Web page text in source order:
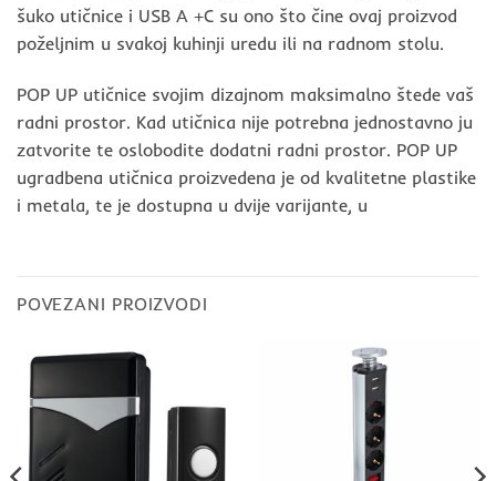
šuko utičnice i USB A +C su ono što čine ovaj proizvod
poželjnim u svakoj kuhinji uredu ili na radnom stolu.
POP UP utičnice svojim dizajnom maksimalno štede vaš
radni prostor. Kad utičnica nije potrebna jednostavno ju
zatvorite te oslobodite dodatni radni prostor. POP UP
ugradbena utičnica proizvedena je od kvalitetne plastike
i metala, te je dostupna u dvije varijante, u
POVEZANI PROIZVODI